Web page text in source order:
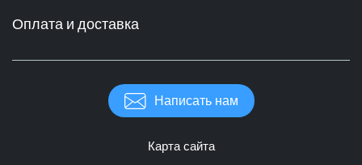
Оплата и доставка
Написать нам
Карта сайта